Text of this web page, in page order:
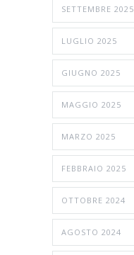
SETTEMBRE 2025
LUGLIO 2025
GIUGNO 2025
MAGGIO 2025
MARZO 2025
FEBBRAIO 2025
OTTOBRE 2024
AGOSTO 2024